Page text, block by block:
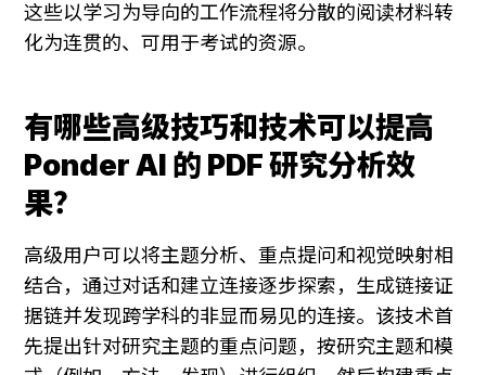
这些以学习为导向的工作流程将分散的阅读材料转
化为连贯的、可用于考试的资源。
有哪些高级技巧和技术可以提高
Ponder AI 的 PDF 研究分析效
果？
高级用户可以将主题分析、重点提问和视觉映射相
结合，通过对话和建立连接逐步探索，生成链接证
据链并发现跨学科的非显而易见的连接。该技术首
先提出针对研究主题的重点问题，按研究主题和模